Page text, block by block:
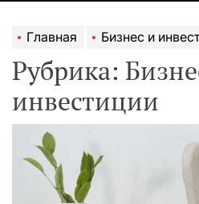
Главная Бизнес и
Рубрика:
инвестиции